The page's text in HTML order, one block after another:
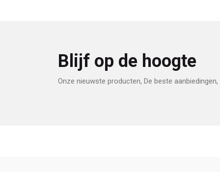
Blijf op de hoogte
Onze nieuwste producten, De beste